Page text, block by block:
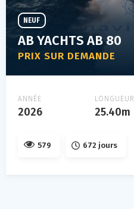
AB YACHTS AB 80
PRIX SUR DEMANDE
NEUF
ANNÉE
2026
LONGUEUR
25.40m
579 672 jours